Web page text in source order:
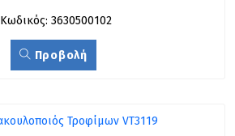
Κωδικός: 3630500102
Προβολή